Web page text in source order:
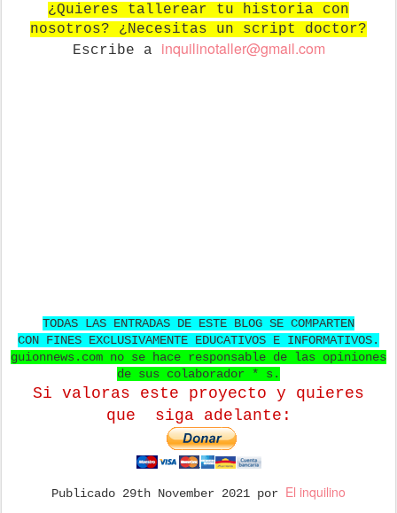
¿Quieres tallerear tu historia con
nosotros? ¿Necesitas un script doctor?
Escribe a inquilinotaller@gmail.com
TODAS LAS ENTRADAS DE ESTE BLOG SE COMPARTEN
CON FINES EXCLUSIVAMENTE EDUCATIVOS E INFORMATIVOS.
guionnews.com no se hace responsable de las opiniones
de sus colaborador * s.
Si valoras este proyecto y quieres
que siga adelante:
Publicado 29th November 2021 por El inquilino